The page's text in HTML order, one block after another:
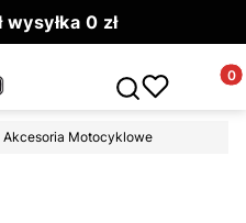
wysyłka 0 zł
Otwórz
Akcesoria Motocyklowe